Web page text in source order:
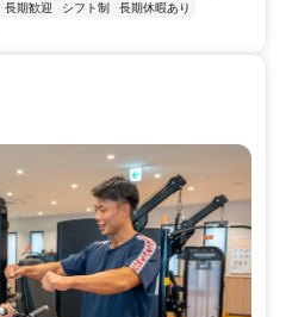
長期歓迎 シフト制
長期休暇あり